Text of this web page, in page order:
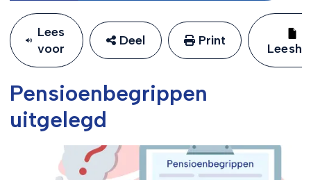
Lees
voor
Deel Print
Pensioenbegrippen
uitgelegd